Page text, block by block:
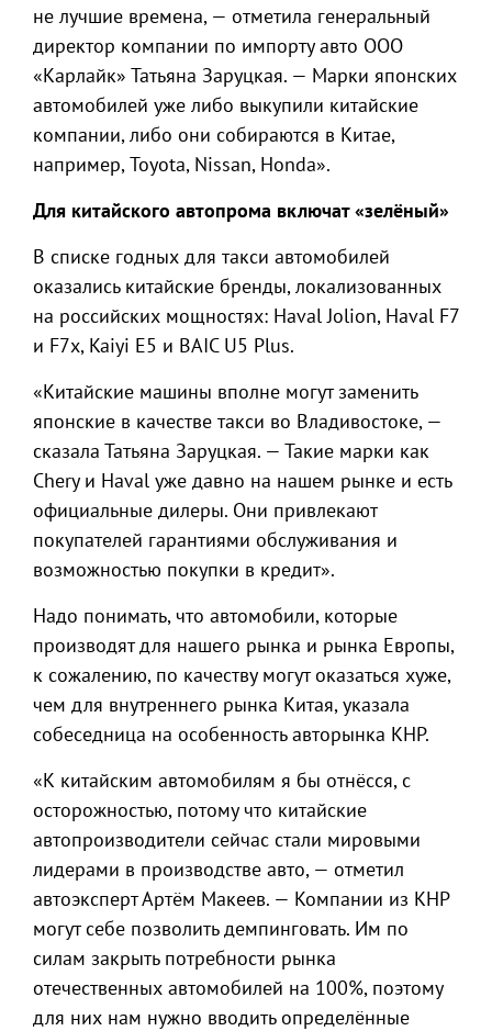
не лучшие времена, — отметила генеральный
директор компании по импорту авто ООО
«Карлайк» Татьяна Заруцкая. — Марки японских
автомобилей уже либо выкупили китайские
компании, либо они собираются в Китае,
например, Toyota, Nissan, Honda».
Для китайского автопрома включат «зелёный»
В списке годных для такси автомобилей
оказались китайские бренды, локализованных
на российских мощностях: Haval Jolion, Haval F7
и F7x, Kaiyi E5 и BAIC U5 Plus.
«Китайские машины вполне могут заменить
японские в качестве такси во Владивостоке, —
сказала Татьяна Заруцкая. — Такие марки как
Chery и Haval уже давно на нашем рынке и есть
официальные дилеры. Они привлекают
покупателей гарантиями обслуживания и
возможностью покупки в кредит».
Надо понимать, что автомобили, которые
производят для нашего рынка и рынка Европы,
к сожалению, по качеству могут оказаться хуже,
чем для внутреннего рынка Китая, указала
собеседница на особенность авторынка КНР.
«К китайским автомобилям я бы отнёсся, с
осторожностью, потому что китайские
автопроизводители сейчас стали мировыми
лидерами в производстве авто, — отметил
автоэксперт Артём Макеев. — Компании из КНР
могут себе позволить демпинговать. Им по
силам закрыть потребности рынка
отечественных автомобилей на 100%, поэтому
для них нам нужно вводить определённые